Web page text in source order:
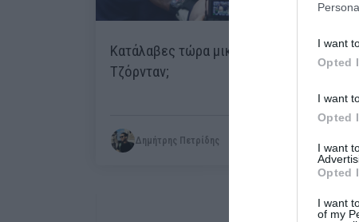
I want
Opted
I want
Opted
I want
Opted
I want
of my
Κατάλαβες τώρα μικρέ ποιος είναι ο
Τζόρνταν;
Δημήτρης Πετρίδης